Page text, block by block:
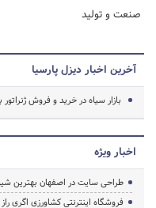
صنعت و تولید
آخرین اخبار دیزل پارسیا
بازار سیاه در خرید و فروش ژنراتور
اخبار ویژه
طراحی سایت در اصفهان بهترین
فروشگاه اینترنتی کشاورزی اگری راز